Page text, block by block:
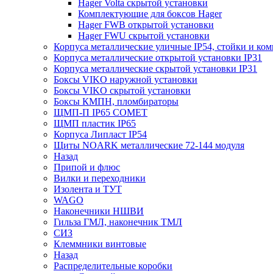
Hager Volta скрытой установки
Комплектующие для боксов Hager
Hager FWB открытой установки
Hager FWU скрытой установки
Корпуса металлические уличные IP54, стойки и
Корпуса металлические открытой установки IP31
Корпуса металлические скрытой установки IP31
Боксы VIKO наружной установки
Боксы VIKO скрытой установки
Боксы КМПН, пломбираторы
ЩМП-П IP65 COMET
ЩМП пластик IP65
Корпуса Липласт IP54
Щиты NOARK металлические 72-144 модуля
Назад
Припой и флюс
Вилки и переходники
Изолента и ТУТ
WAGO
Наконечники НШВИ
Гильза ГМЛ, наконечник ТМЛ
СИЗ
Клеммники винтовые
Назад
Распределительные коробки